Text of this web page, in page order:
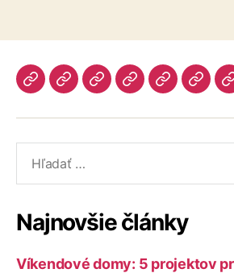
ÚvodPonukaKatalógVzorovýInformácie
Naše
Najnovšie články
Víkendové domy: 5 projektov